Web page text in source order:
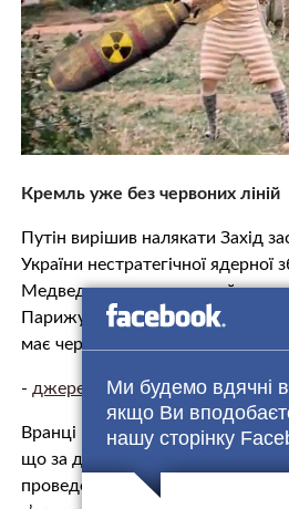
Ми будемо вдячні
якщо Ви
нашу сторінку
Кремль уже без червоних ліній
Путін вирішив налякати Захід
України нестратегічної ядерної
Медведєв пригрозив ще й
Парижу та Лондону. Це
має червоних ліній.
- джерело.
Вранці в понеділок, 6 травня,
що за дорученням Путіна
проведення найближчим часом